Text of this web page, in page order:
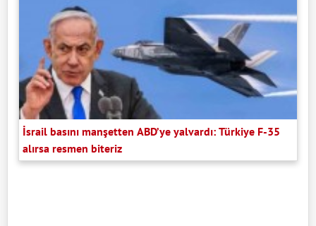
İsrail basını manşetten ABD’ye yalvardı: Türkiye F-35
alırsa resmen biteriz